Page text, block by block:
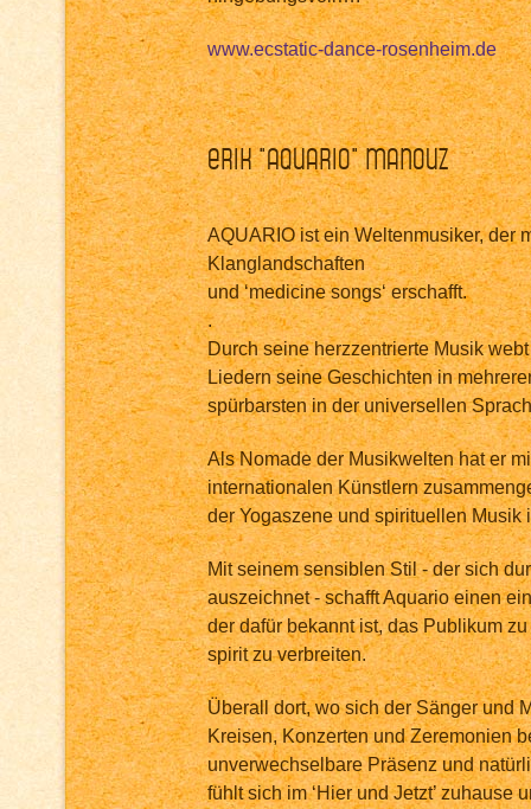
www.ecstatic-dance-rosenheim.de
Erik “Aquario“ Manouz
AQUARIO ist ein Weltenmusiker, der
Klanglandschaften
und ‘medicine songs‘ erschafft.
.
Durch seine herzzentrierte Musik
Liedern seine Geschichten in
spürbarsten in der universellen
Als Nomade der Musikwelten hat er
internationalen Künstlern
der Yogaszene und spirituellen Musik
Mit seinem sensiblen Stil - der sich
auszeichnet - schafft Aquario einen
der dafür bekannt ist, das Publikum
spirit zu verbreiten.
Überall dort, wo sich der Sänger und
Kreisen, Konzerten und Zeremonien
unverwechselbare Präsenz und
fühlt sich im ‘Hier und Jetzt’ zuhause